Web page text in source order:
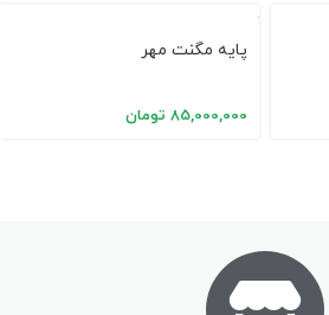
پایه مگنت مهر
85,000,000 تومان